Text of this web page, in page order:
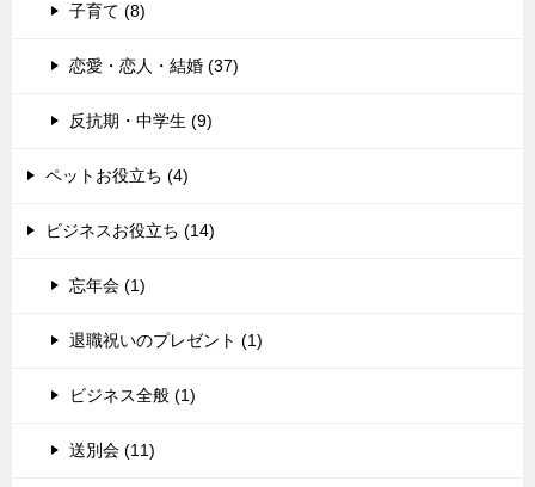
子育て (8)
恋愛・恋人・結婚 (37)
反抗期・中学生 (9)
ペットお役立ち (4)
ビジネスお役立ち (14)
忘年会 (1)
退職祝いのプレゼント (1)
ビジネス全般 (1)
送別会 (11)